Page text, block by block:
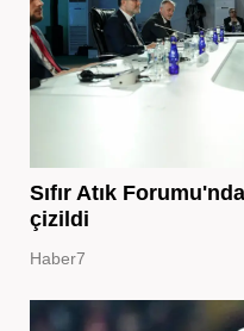
Sıfır Atık
çizildi
Haber7